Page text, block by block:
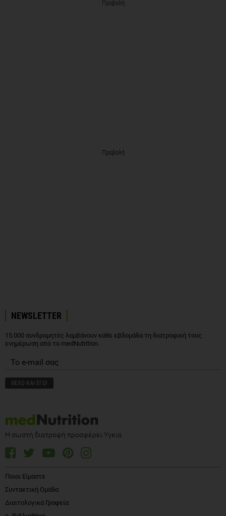
Προβολή
Προβολή
NEWSLETTER
15.000 συνδρομητές λαμβάνουν κάθε εβδομάδα τη διατροφική τους
ενημέρωση από το medNutrition.
Η σωστή διατροφή προσφέρει Υγεία
Ποιοι Είμαστε
Συντακτική Ομάδα
Διαιτολογικά Γραφεία